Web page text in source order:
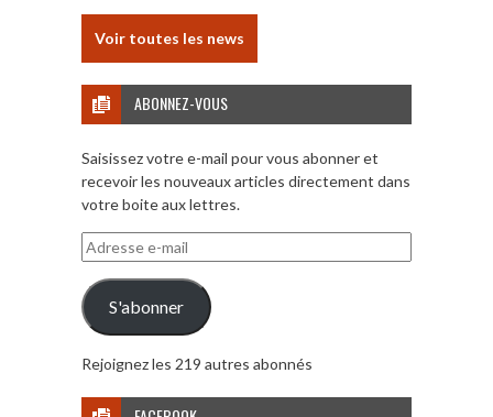
Voir toutes les news
ABONNEZ-VOUS
Saisissez votre e-mail pour vous abonner et
recevoir les nouveaux articles directement dans
votre boite aux lettres.
Adresse
e-
mail
S'abonner
Rejoignez les 219 autres abonnés